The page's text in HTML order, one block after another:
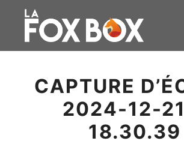
CAPTURE
2024-12-
18.30.39